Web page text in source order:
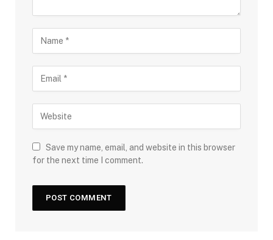
Save my name, email, and website in this browser
for the next time I comment.